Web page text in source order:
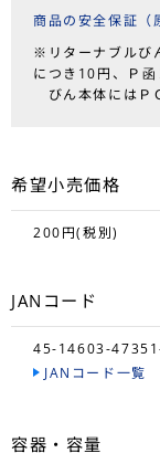
商品の安全保証（
※リターナブルび
につき10円、Ｐ
びん本体にはＰ
希望小売価格
200円(税別)
JANコード
45-14603-
JANコード一覧
容器・容量